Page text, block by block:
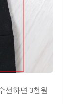
선하면 3천원